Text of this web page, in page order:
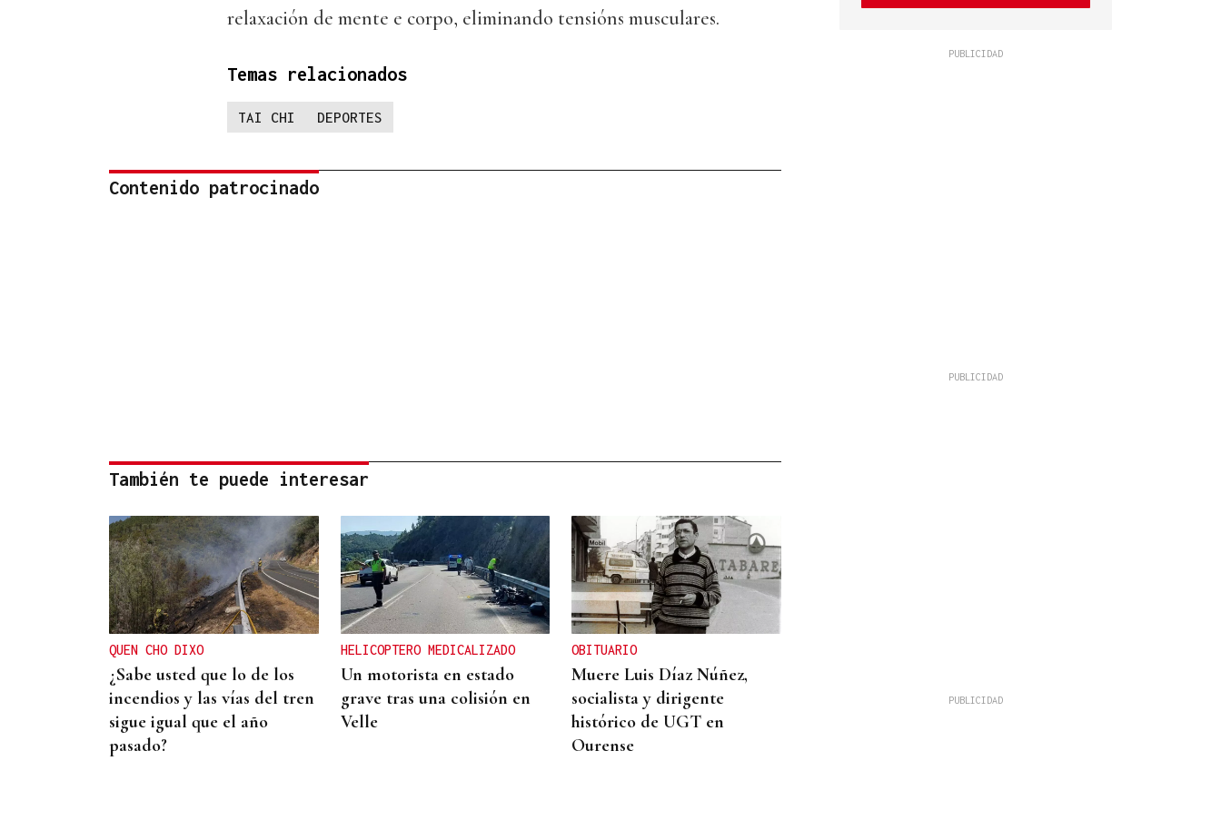
relaxación de mente e corpo, eliminando tensións musculares.
Temas relacionados
TAI CHI DEPORTES
Contenido patrocinado
También te puede interesar
QUEN CHO DIXO
¿Sabe usted que lo de los
incendios y las vías del tren
sigue igual que el año
pasado?
HELICOPTERO MEDICALIZADO
Un motorista en estado
grave tras una colisión en
Velle
OBITUARIO
Muere Luis Díaz Núñez,
socialista y dirigente
histórico de UGT en
Ourense